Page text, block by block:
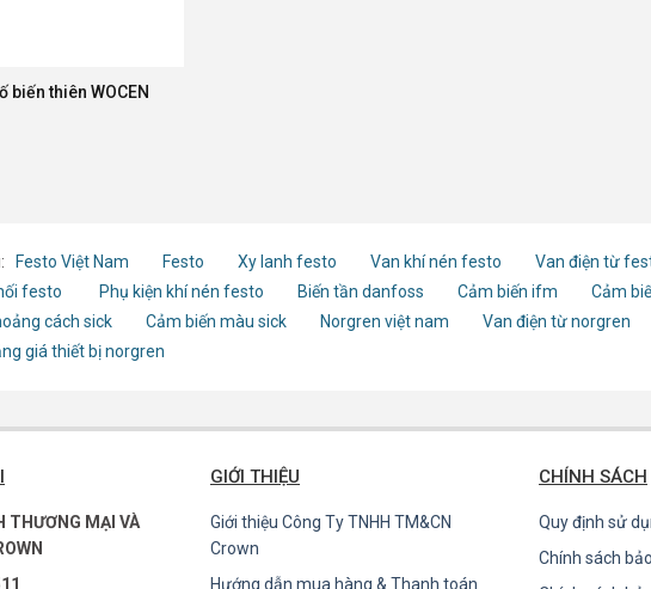
biến thiên WOCEN
Festo Việt Nam Festo Xy lanh festo Van khí nén festo Van điện từ
festo Phụ kiện khí nén festo Biến tần danfoss Cảm biến ifm Cảm
cách sick
Cảm biến màu sick Norgren việt nam Van điện từ norgren
giá thiết bị norgren
THƯƠNG MẠI VÀ
GIỚI THIỆU
Giới thiệu Công Ty TNHH TM&CN
Crown
Hướng dẫn mua hàng & Thanh toán
CHÍNH SÁCH
Quy định sử
Chính sách